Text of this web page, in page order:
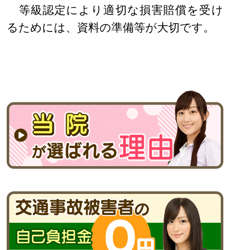
等級認定により適切な損害賠償を受け
るためには、資料の準備等が大切です。